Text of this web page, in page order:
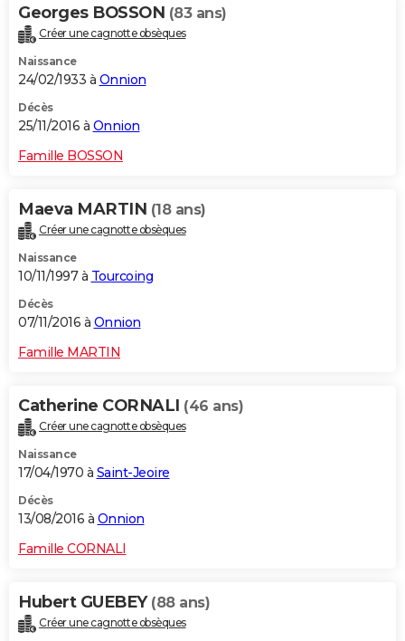
Georges BOSSON (83 ans)
Créer une cagnotte obsèques
Naissance
24/02/1933 à Onnion
Décès
25/11/2016 à Onnion
Famille BOSSON
Maeva MARTIN (18 ans)
Créer une cagnotte obsèques
Naissance
10/11/1997 à Tourcoing
Décès
07/11/2016 à Onnion
Famille MARTIN
Catherine CORNALI (46 ans)
Créer une cagnotte obsèques
Naissance
17/04/1970 à Saint-Jeoire
Décès
13/08/2016 à Onnion
Famille CORNALI
Hubert GUEBEY (88 ans)
Créer une cagnotte obsèques